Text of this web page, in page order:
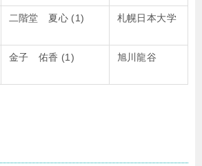
二階堂 夏心 (1) 札幌日本大学
金子 佑香 (1) 旭川龍谷